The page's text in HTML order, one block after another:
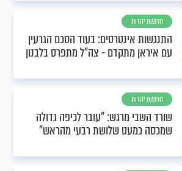
חדשות יהדות
התנגשות אינטרסים: בעוד הסכם הגרעין
עם איראן מתקדם - צה"ל מתפרס בלבנון
חדשות יהדות
שורד השבי מרגש: "עובר לכיפה גדולה
שמכסה כמעט שלושת רבעי מהראש"